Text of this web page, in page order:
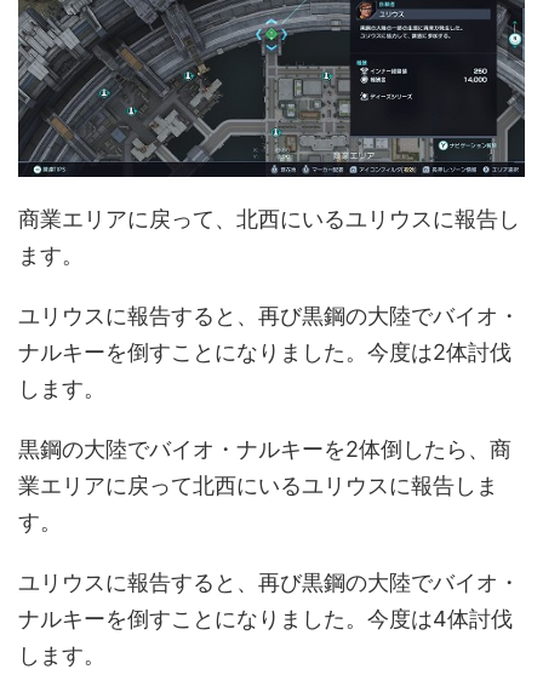
商業エリアに戻って、北西にいるユリウスに報告し
ます。
ユリウスに報告すると、再び黒鋼の大陸でバイオ・
ナルキーを倒すことになりました。今度は2体討伐
します。
黒鋼の大陸でバイオ・ナルキーを2体倒したら、商
業エリアに戻って北西にいるユリウスに報告しま
す。
ユリウスに報告すると、再び黒鋼の大陸でバイオ・
ナルキーを倒すことになりました。今度は4体討伐
します。